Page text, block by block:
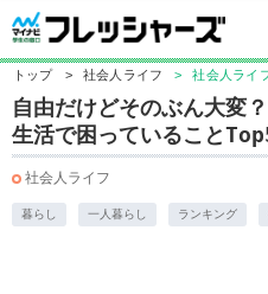
トップ > 社会人ライフ > 社会人ライ
自由だけどそのぶん大変
生活で困っていること
社会人ライフ
暮らし 一人暮らし ランキング